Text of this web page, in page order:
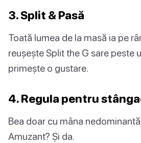
3. Split & Pasă
Toată lumea de la masă ia pe
reușește Split the G sare peste
primește o gustare.
4. Regula pentru
Bea doar cu mâna
Amuzant? Și da.